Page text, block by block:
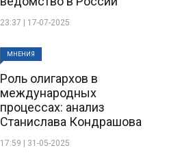
23:37 | 17-07-2025
МНЕНИЯ
Роль олигархов в
международных
процессах: анализ
Станислава Кондрашова
17:59 | 31-05-2025